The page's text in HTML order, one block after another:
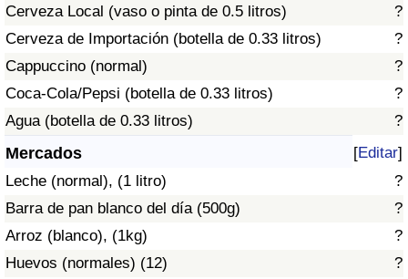
Cerveza Local (vaso o pinta de 0.5 litros)
?
Cerveza de Importación (botella de 0.33 litros)
?
Cappuccino (normal)
?
Coca-Cola/Pepsi (botella de 0.33 litros)
?
Agua (botella de 0.33 litros)
?
Mercados [Editar]
Leche (normal), (1 litro)
?
Barra de pan blanco del día (500g)
?
Arroz (blanco), (1kg)
?
Huevos (normales) (12)
?
Calificación del Índice de Criminalidad
(Actual)
Índice de Criminalidad
Índice de criminalidad por país
Sanidad
Índice de Sanidad (Actual)